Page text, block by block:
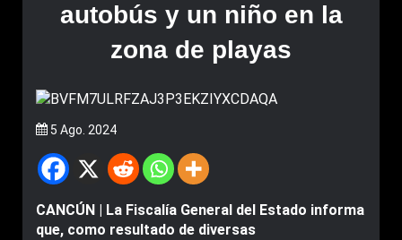
autobús y un niño en la
zona de playas
5 Ago. 2024
CANCÚN | La Fiscalía General del Estado informa
que, como resultado de diversas